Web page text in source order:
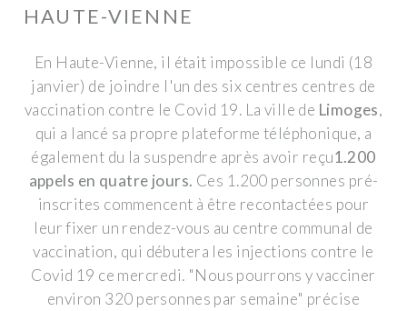
HAUTE-VIENNE
En Haute-Vienne, il était impossible ce lundi (18
janvier) de joindre l'un des six centres centres de
vaccination contre le Covid 19. La ville de Limoges,
qui a lancé sa propre plateforme téléphonique, a
également du la suspendre après avoir reçu1.200
appels en quatre jours. Ces 1.200 personnes pré-
inscrites commencent à être recontactées pour
leur fixer un rendez-vous au centre communal de
vaccination, qui débutera les injections contre le
Covid 19 ce mercredi. "Nous pourrons y vacciner
environ 320 personnes par semaine" précise